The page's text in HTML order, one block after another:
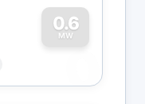
0.6
MW
0